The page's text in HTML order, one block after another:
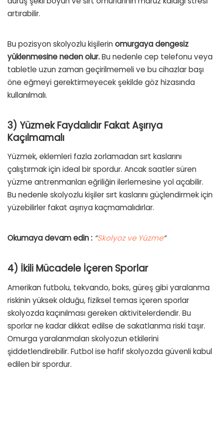
artırabilir.
Bu pozisyon skolyozlu kişilerin omurgaya dengesiz
yüklenmesine neden olur.Bu nedenle cep telefonu veya
tabletle uzun zaman geçirilmemeli ve bu cihazlar başı
öne eğmeyi gerektirmeyecek şekilde göz hizasında
kullanılmalı.
3) Yüzmek Faydalıdır Fakat Aşırıya
Kaçılmamalı
Yüzmek, eklemleri fazla zorlamadan sırt kaslarını
çalıştırmak için ideal bir spordur. Ancak saatler süren
yüzme antrenmanları eğriliğin ilerlemesine yol açabilir.
Bu nedenle skolyozlu kişiler sırt kaslarını güçlendirmek için
yüzebilirler fakat aşırıya kaçmamalıdırlar.
Okumaya devam edin : “Skolyoz ve Yüzme“
4) İkili Mücadele İçeren Sporlar
Amerikan futbolu, tekvando, boks, güreş gibi yaralanma
riskinin yüksek olduğu, fiziksel temas içeren sporlar
skolyozda kaçınılması gereken aktivitelerdendir. Bu
sporlar ne kadar dikkat edilse de sakatlanma riski taşır.
Omurga yaralanmaları skolyozun etkilerini
şiddetlendirebilir. Futbol ise hafif skolyozda güvenli kabul
edilen bir spordur.